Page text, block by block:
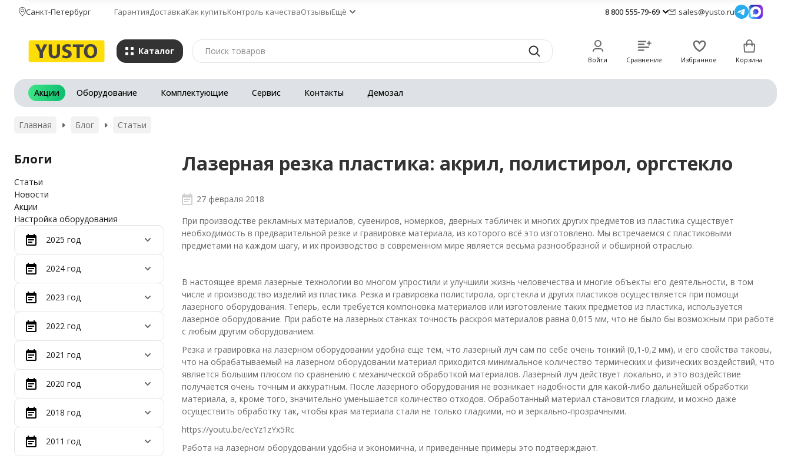
Санкт-Петербург ГарантияДоставкаКак купитьКонтроль качестваОтзывыЕщё 8 800 555-79-69 sales@yusto.ru
Каталог
Войти Сравнение Избранное Корзина
Акции Оборудование Комплектующие Сервис Контакты Демозал
Главная Блог Статьи
Лазерная резка пластика: акрил, полистирол, оргстекло
27 февраля 2018
При производстве рекламных материалов, сувениров, номерков, дверных табличек и многих других предметов из пластика существует
необходимость в предварительной резке и гравировке материала, из которого всё это изготовлено. Мы встречаемся с пластиковыми
предметами на каждом шагу, и их производство в современном мире является весьма разнообразной и обширной отраслью.
В настоящее время лазерные технологии во многом упростили и улучшили жизнь человечества и многие объекты его деятельности, в том
числе и производство изделий из пластика. Резка и гравировка полистирола, оргстекла и других пластиков осуществляется при помощи
лазерного оборудования. Теперь, если требуется компоновка материалов или изготовление таких предметов из пластика, используется
лазерное оборудование. При работе на лазерных станках точность раскроя материалов равна 0,015 мм, что не было бы возможным при работе
с любым другим оборудованием.
Резка и гравировка на лазерном оборудовании удобна еще тем, что лазерный луч сам по себе очень тонкий (0,1-0,2 мм), и его свойства таковы,
что на обрабатываемый на лазерном оборудовании материал приходится минимальное количество термических и физических воздействий, что
является большим плюсом по сравнению с механической обработкой материалов. Лазерный луч действует локально, и это воздействие
получается очень точным и аккуратным. После лазерного оборудования не возникает надобности для какой-либо дальнейшей обработки
материала, а, кроме того, значительно уменьшается количество отходов. Обработанный материал становится гладким, и можно даже
осуществить обработку так, чтобы края материала стали не только гладкими, но и зеркально-прозрачными.
https://youtu.be/ecYz1zYx5Rc
Работа на лазерном оборудовании удобна и экономична, и приведенные примеры это подтверждают.
Блоги
Статьи
Новости
Акции
Настройка оборудования
2025 год
2024 год
2023 год
2022 год
2021 год
2020 год
2018 год
2011 год